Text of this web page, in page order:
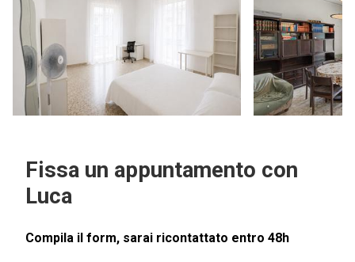
Fissa un appuntamento con
Luca
Compila il form, sarai ricontattato entro 48h